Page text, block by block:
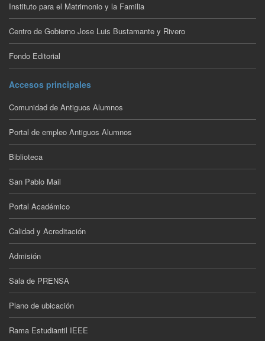
Instituto para el Matrimonio y la Familia
Centro de Gobierno Jose Luis Bustamante y Rivero
Fondo Editorial
Accesos principales
Comunidad de Antiguos Alumnos
Portal de empleo Antiguos Alumnos
Biblioteca
San Pablo Mail
Portal Académico
Calidad y Acreditación
Admisión
Sala de PRENSA
Plano de ubicación
Rama Estudiantil IEEE